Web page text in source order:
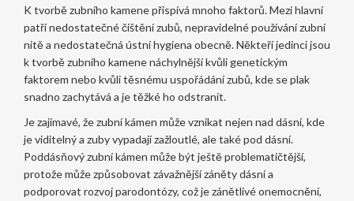
K tvorbě zubního kamene přispívá mnoho faktorů. Mezi hlavní
patří nedostatečné čištění zubů, nepravidelné používání zubní
nitě a nedostatečná ústní hygiena obecně. Někteří jedinci jsou
k tvorbě zubního kamene náchylnější kvůli genetickým
faktorem nebo kvůli těsnému uspořádání zubů, kde se plak
snadno zachytává a je těžké ho odstranit.
Je zajímavé, že zubní kámen může vznikat nejen nad dásní, kde
je viditelný a zuby vypadají zažloutlé, ale také pod dásní.
Poddásňový zubní kámen může být ještě problematičtější,
protože může způsobovat závažnější záněty dásní a
podporovat rozvoj parodontózy, což je zánětlivé onemocnění,